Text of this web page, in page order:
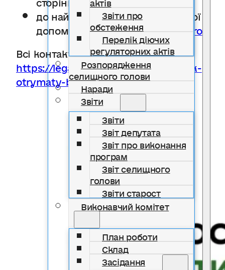
Звіти про
обстеження
Перелік діючих
регуляторних актів
Розпорядження
селищного голови
Наради
Звіти
Звіти
Звіт депутата
Звіт про виконання
програм
Звіт селищного
голови
Звіти старост
Виконавчий комітет
План роботи
Склад
Засідання
до найближчого бюро правничої
допомоги:https://bit.ly/bpd_buro
Всі контакти за посиланням:
https://legalaid.gov.ua/kliyentam/yak-
otrymaty-bpd